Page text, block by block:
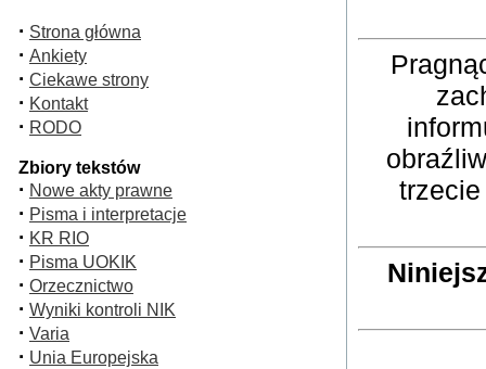
· Strona główna
· Ankiety
· Ciekawe strony
· Kontakt
· RODO
Zbiory tekstów
· Nowe akty prawne
· Pisma i interpretacje
· KR RIO
· Pisma UOKIK
· Orzecznictwo
· Wyniki kontroli NIK
· Varia
· Unia Europejska